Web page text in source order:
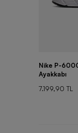
Nike P-
Ayakkabı
7.199,90 TL